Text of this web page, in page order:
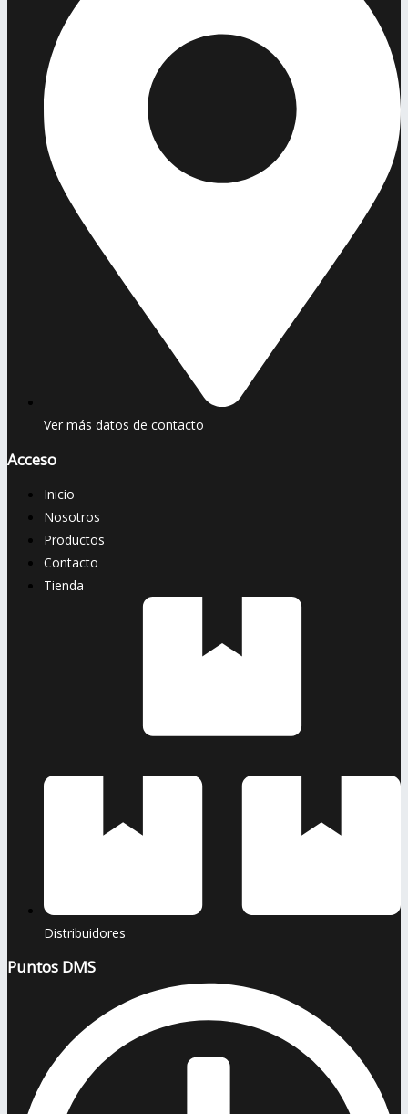
Ver más datos de contacto
Acceso
Inicio
Nosotros
Productos
Contacto
Tienda
Distribuidores
Puntos DMS